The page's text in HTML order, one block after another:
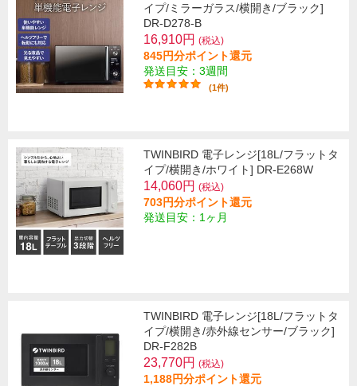
イプ/ミラーガラス/横開き/ブラック]
DR-D278-B
16,910円 (税込)
845円分ポイント還元
発送目安：3週間
(1件)
TWINBIRD 電子レンジ[18L/フラットタ
イプ/横開き/ホワイト] DR-E268W
14,060円 (税込)
703円分ポイント還元
発送目安：1ヶ月
TWINBIRD 電子レンジ[18L/フラットタ
イプ/横開き/赤外線センサー/ブラック]
DR-F282B
23,770円 (税込)
1,188円分ポイント還元